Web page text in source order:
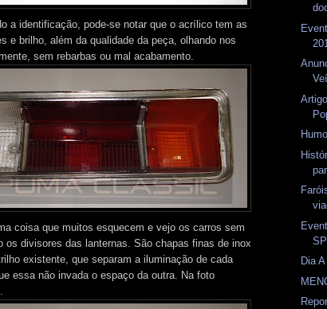
a identificação, pode-se notar que o acrílico tem as
e brilho, além da qualidade da peça, olhando nos
sem rebarbas ou mal acabamento.
coisa que muitos esquecem e vejo os carros sem
os divisores das lanternas. São chapas finas de inox
existente, que separam a iluminação de cada
essa não invada o espaço da outra. Na foto
Dia